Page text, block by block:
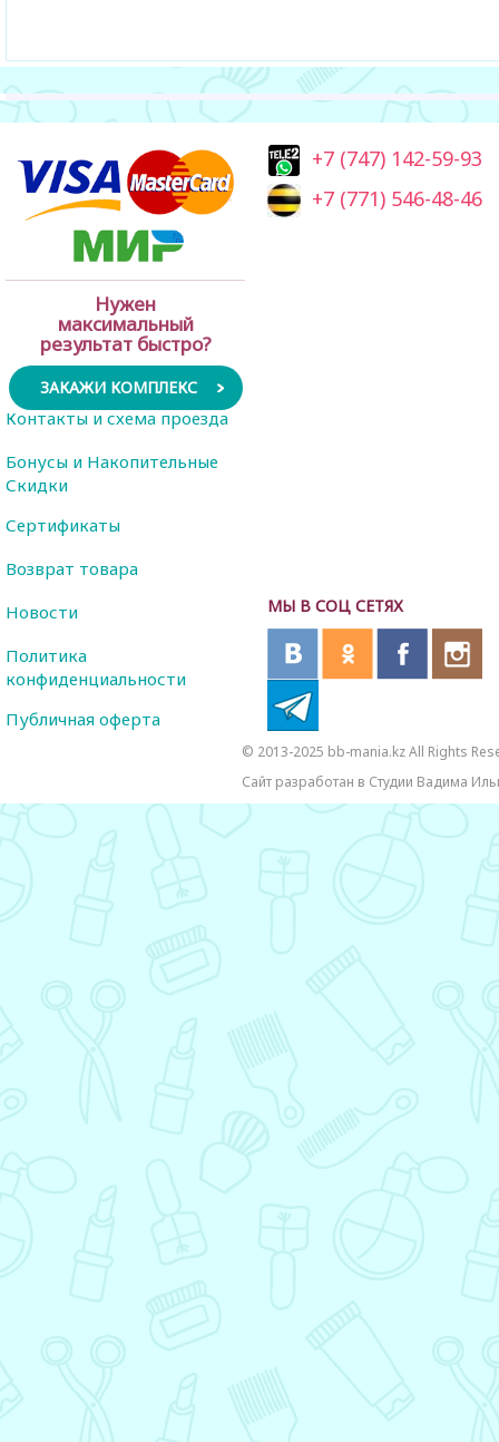
Нужен
максимальный
результат быстро?
ЗАКАЖИ КОМПЛЕКС
+7 (747) 142-59-93
+7 (771) 546-48-46
МЫ В СОЦ СЕТЯХ
Контакты и схема проезда
Бонусы и Накопительные
Скидки
Сертификаты
Возврат товара
Новости
Политика
конфиденциальности
Публичная оферта
© 2013-2025 bb-mania.kz All Rights
Сайт разработан в Студии Вадима